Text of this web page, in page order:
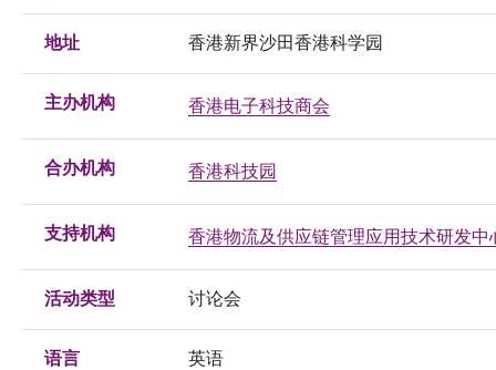
地址 香港新界沙田香港科学园
主办机构 香港电子科技商会
合办机构 香港科技园
支持机构 香港物流及供应链管理应用技术研发中
活动类型 讨论会
语言 英语